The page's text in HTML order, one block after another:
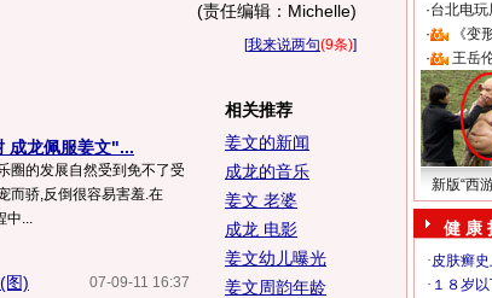
(责任编辑：Michelle)
[我来说两句(9条)]
成龙佩服姜文"...
圈的发展自然受到免不了受
而骄,反倒很容易害羞.在
中...
07-09-11 16:37
图)
相关推荐
姜文的新闻
成龙的音乐
姜文 老婆
成龙 电影
姜文幼儿曝光
姜文周韵年龄
·台北电
·
《变
·
王岳
新版“西
健 康